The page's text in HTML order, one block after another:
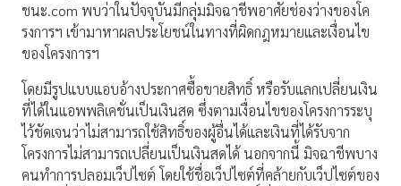
ชนะ.com พบว่าในปัจจุบันมีกลุ่มมิจฉาชีพอาศัยช่องว่างของโค
รงการฯ เข้ามาหาผลประโยชน์ในทางที่ผิดกฎหมายและเงื่อนไข
ของโครงการฯ
โดยมีรูปแบบแอบอ้างประกาศซื้อขายสิทธิ์ หรือรับแลกเปลี่ยนเงิน
ที่ได้ในแอพพลิเคชั่นเป็นเงินสด ซึ่งตามเงื่อนไขของโครงการระบุ
ไว้ชัดเจนว่าไม่สามารถใช้สิทธิ์ของผู้อื่นได้และเงินที่ได้รับจาก
โครงการไม่สามารถเปลี่ยนเป็นเงินสดได้ นอกจากนี้ มิจฉาชีพบาง
คนทำการปลอมเว็ปไซต์ โดยใช้ชื่อเว็ปไซต์ที่คล้ายกับเว็ปไซต์ของ